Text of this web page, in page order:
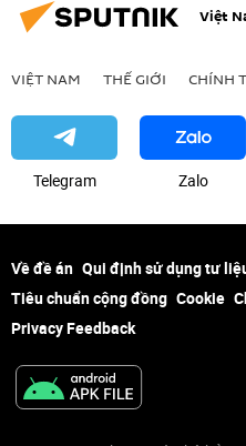
Việt
VIỆT NAM THẾ GIỚI CHÍNH
Telegram Zalo
Về đề án Qui định sử dụng tư
Tiêu chuẩn cộng đồng Cookie
Privacy Feedback